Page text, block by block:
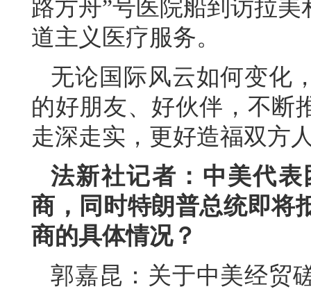
路方舟”号医院船到访拉
道主义医疗服务。
无论国际风云如何变化
的好朋友、好伙伴，不断
走深走实，更好造福双方
法新社记者：中美代
商，同时特朗普总统即将
商的具体情况？
郭嘉昆：关于中美经贸